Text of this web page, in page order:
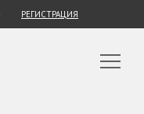
РЕГИСТРАЦИЯ